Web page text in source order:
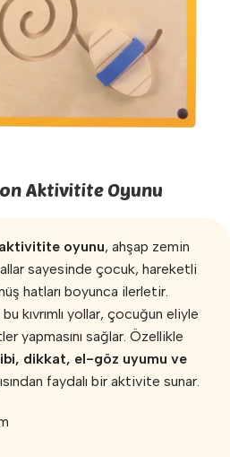
Aktivitite Oyunu
oyunu, ahşap zemin
sayesinde çocuk, hareketli
hatları boyunca ilerletir.
bu kıvrımlı yollar, çocuğun eliyle
yapmasını sağlar. Özellikle
dikkat, el-göz uyumu ve
faydalı bir aktivite sunar.